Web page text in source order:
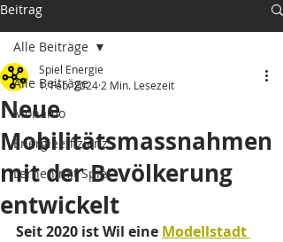
Beitrag
Alle Beiträge
Monamo
Energieeffizienz
Lernen mit Spiel
Alle Beiträge
Neue
Mobilitätsmassnahmen
mit der Bevölkerung
entwickelt
Spiel Energie
1. Feb. 2024 2 Min. Lesezeit
Seit 2020 ist Wil eine Modellstadt